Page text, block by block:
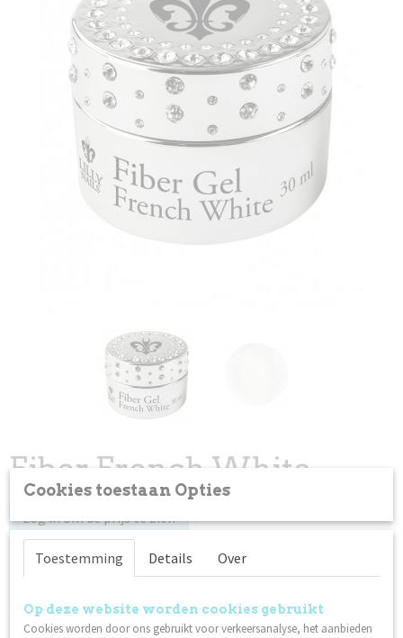
Fiber French White
Log in om de prijs te zien
Op voorraad
Omschrijving
Cookies toestaan Opties
Toestemming Details Over
Op deze website worden cookies gebruikt
Cookies worden door ons gebruikt voor verkeersanalyse, het aanbieden